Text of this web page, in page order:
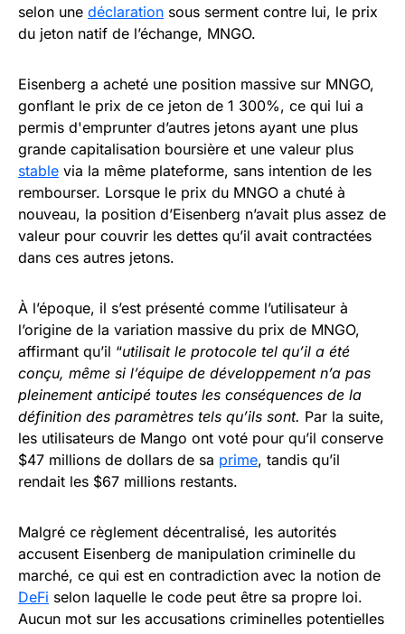
selon une déclaration sous serment contre lui, le prix
du jeton natif de l’échange, MNGO.
Eisenberg a acheté une position massive sur MNGO,
gonflant le prix de ce jeton de 1 300%, ce qui lui a
permis d'emprunter d’autres jetons ayant une plus
grande capitalisation boursière et une valeur plus
stable via la même plateforme, sans intention de les
rembourser. Lorsque le prix du MNGO a chuté à
nouveau, la position d’Eisenberg n’avait plus assez de
valeur pour couvrir les dettes qu’il avait contractées
dans ces autres jetons.
À l’époque, il s’est présenté comme l’utilisateur à
l’origine de la variation massive du prix de MNGO,
affirmant qu’il “utilisait le protocole tel qu’il a été
conçu, même si l’équipe de développement n’a pas
pleinement anticipé toutes les conséquences de la
définition des paramètres tels qu’ils sont. Par la suite,
les utilisateurs de Mango ont voté pour qu’il conserve
$47 millions de dollars de sa prime, tandis qu’il
rendait les $67 millions restants.
Malgré ce règlement décentralisé, les autorités
accusent Eisenberg de manipulation criminelle du
marché, ce qui est en contradiction avec la notion de
DeFi selon laquelle le code peut être sa propre loi.
Aucun mot sur les accusations criminelles potentielles